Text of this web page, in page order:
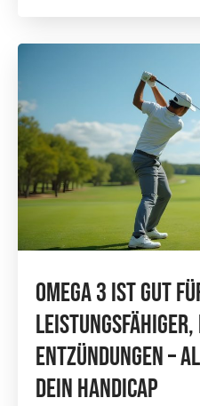
Omega 3 Ist Gut
Leistungsfähiger,
Entzündungen –
Dein Handicap